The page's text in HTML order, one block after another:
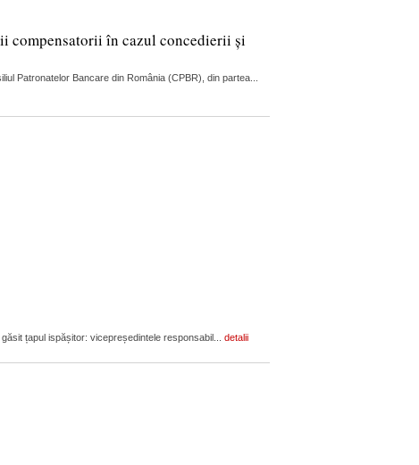
compensatorii în cazul concedierii și
Patronatelor Bancare din România (CPBR), din partea...
țapul ispășitor: vicepreședintele responsabil... detalii